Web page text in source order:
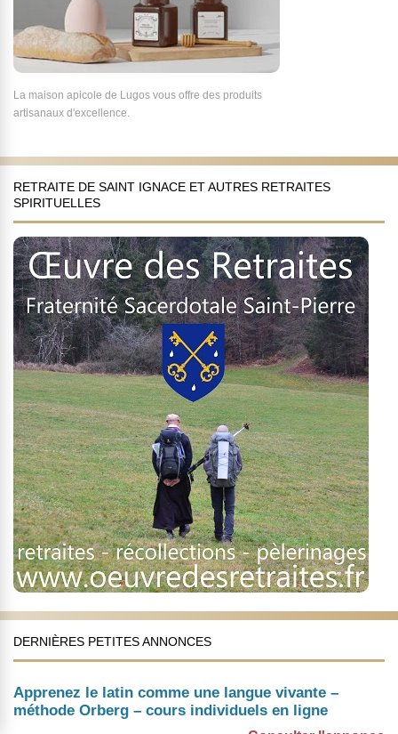
La maison apicole de Lugos vous offre des produits
artisanaux d'excellence.
RETRAITE DE SAINT IGNACE ET AUTRES RETRAITES
SPIRITUELLES
DERNIÈRES PETITES ANNONCES
Apprenez le latin comme une langue vivante –
méthode Orberg – cours individuels en ligne